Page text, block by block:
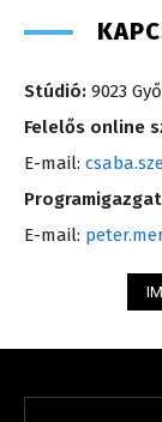
Stúdió: 9023
Felelős online
E-mail:
E-mail: